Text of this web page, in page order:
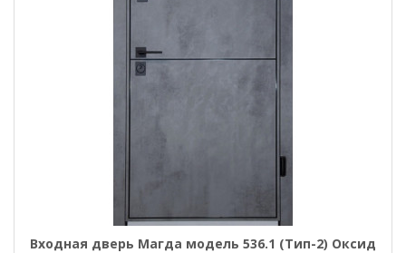
Входная дверь Магда модель 536.1 (Тип-2) Оксид